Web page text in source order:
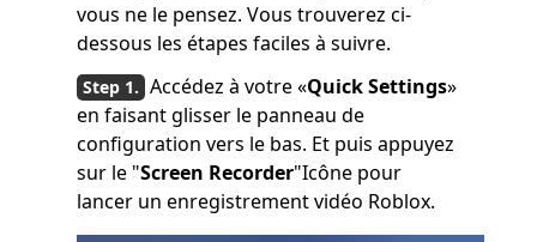
vous ne le pensez. Vous trouverez ci-
dessous les étapes faciles à suivre.
Accédez à votre «Quick Settings»
en faisant glisser le panneau de
configuration vers le bas. Et puis appuyez
sur le "Screen Recorder"Icône pour
lancer un enregistrement vidéo Roblox.